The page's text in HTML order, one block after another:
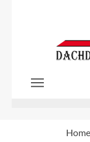
Zum Hauptinhalt
Home